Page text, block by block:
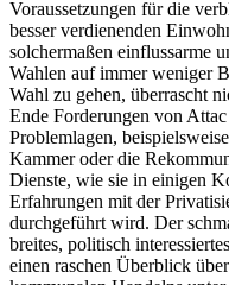
Voraussetzungen für die
besser verdienenden
solchermaßen einflussarme
Wahlen auf immer weniger
Wahl zu gehen, überrascht
Ende Forderungen von
Problemlagen,
Kammer oder die
Dienste, wie sie in einigen
Erfahrungen mit der
durchgeführt wird. Der
breites, politisch
einen raschen Überblick